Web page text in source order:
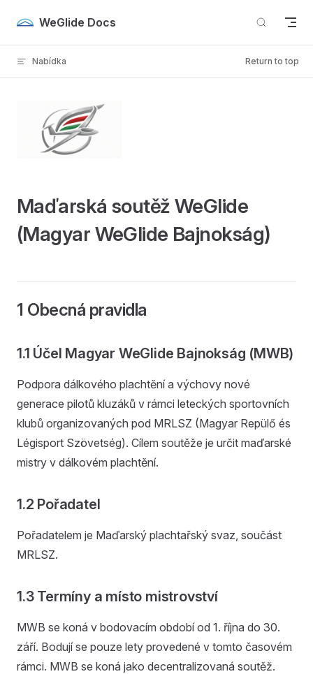
Skip to content
WeGlide Docs
Nabídka Return to top
Maďarská soutěž WeGlide
(Magyar WeGlide Bajnokság)
1 Obecná pravidla
1.1 Účel Magyar WeGlide Bajnokság (MWB)
Podpora dálkového plachtění a výchovy nové
generace pilotů kluzáků v rámci leteckých sportovních
klubů organizovaných pod MRLSZ (Magyar Repülő és
Légisport Szövetség). Cílem soutěže je určit maďarské
mistry v dálkovém plachtění.
1.2 Pořadatel
Pořadatelem je Maďarský plachtařský svaz, součást
MRLSZ.
1.3 Termíny a místo mistrovství
MWB se koná v bodovacím období od 1. října do 30.
září. Bodují se pouze lety provedené v tomto časovém
rámci. MWB se koná jako decentralizovaná soutěž.